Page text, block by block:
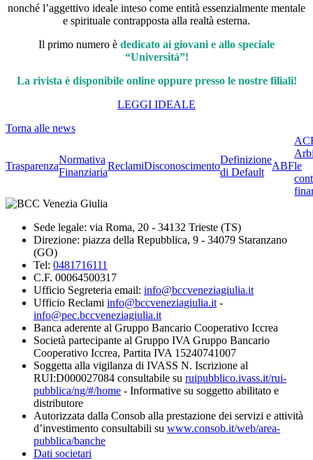
nonché l’aggettivo ideale inteso come entità essenzialmente mentale
e spirituale contrapposta alla realtà esterna.
Il primo numero è dedicato ai giovani e allo speciale
“Università”!
La rivista è disponibile online oppure presso le nostre filiali!
LEGGI IDEALE
Torna alle news
Trasparenza
Normativa
Finanziaria
ReclamiDisconoscimento
Definizione
di Default
ABFle
Sede legale: via Roma, 20 - 34132 Trieste (TS)
Direzione: piazza della Repubblica, 9 - 34079 Staranzano
(GO)
Tel: 0481716111
C.F. 00064500317
Ufficio Segreteria email: info@bccveneziagiulia.it
Ufficio Reclami info@bccveneziagiulia.it -
info@pec.bccveneziagiulia.it
Banca aderente al Gruppo Bancario Cooperativo Iccrea
Società partecipante al Gruppo IVA Gruppo Bancario
Cooperativo Iccrea, Partita IVA 15240741007
Soggetta alla vigilanza di IVASS N. Iscrizione al
RUI:D000027084 consultabile su ruipubblico.ivass.it/rui-
pubblica/ng/#/home - Informative su soggetto abilitato e
distributore
Autorizzata dalla Consob alla prestazione dei servizi e attività
d’investimento consultabili su www.consob.it/web/area-
pubblica/banche
Dati societari